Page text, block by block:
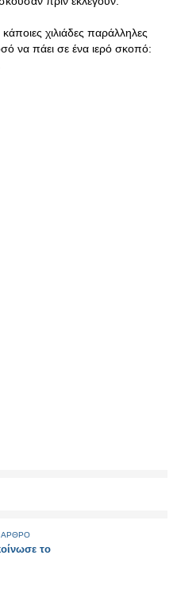
χιλιάδες παράλληλες
να πάει σε ένα ιερό σκοπό:
το